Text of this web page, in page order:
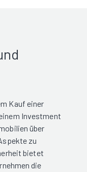
Kauf einer
Investment
über
zu
bietet
die